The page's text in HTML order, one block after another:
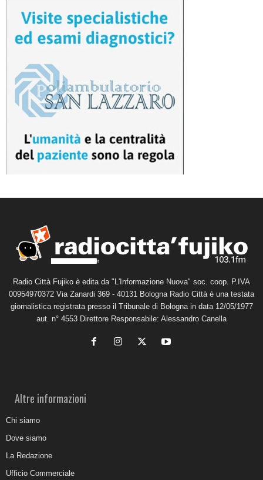
Radio Città Fujiko è edita da "L'Informazione Nuova" soc. coop. P.IVA
00954970372 Via Zanardi 369 - 40131 Bologna Radio Città è una testata
giornalistica registrata presso il Tribunale di Bologna in data 12/05/1977
aut. n° 4553 Direttore Responsabile: Alessandro Canella
Altre informazioni
Chi siamo
Dove siamo
La Redazione
Ufficio Commerciale